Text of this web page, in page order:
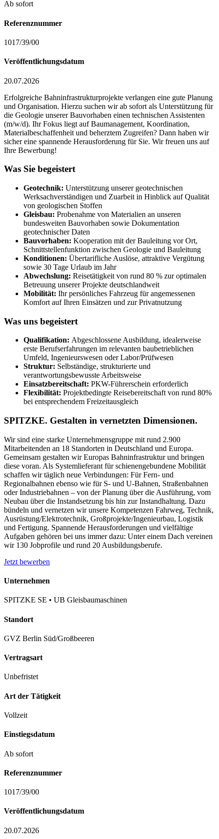
Ab sofort
Referenznummer
1017/39/00
Veröffentlichungsdatum
20.07.2026
Erfolgreiche Bahninfrastrukturprojekte verlangen eine gute Planung
und Organisation. Hierzu suchen wir ab sofort als Unterstützung für
die Geologie unserer Bauvorhaben einen technischen Assistenten
(m/w/d). Ihr Fokus liegt auf Baumanagement, Koordination,
Materialbeschaffenheit und beherztem Zugreifen? Dann haben wir
sicher eine spannende Herausforderung für Sie. Wir freuen uns auf
Ihre Bewerbung!
Was Sie begeistert
Geotechnik: Unterstützung unserer geotechnischen
Werksachverständigen und Zuarbeit in Hinblick auf Qualität
von geologischen Stoffen
Gleisbau: Probenahme von Materialien an unseren
bundesweiten Bauvorhaben sowie Dokumentation
geotechnischer Daten
Bauvorhaben: Kooperation mit der Bauleitung vor Ort,
Schnittstellenfunktion zwischen Geologie und Bauleitung
Konditionen: Übertarifliche Auslöse, attraktive Vergütung
sowie 30 Tage Urlaub im Jahr
Abwechslung: Reisetätigkeit von rund 80 % zur optimalen
Betreuung unserer Projekte deutschlandweit
Mobilität: Ihr persönliches Fahrzeug für angemessenen
Komfort auf Ihren Einsätzen und zur Privatnutzung
Was uns begeistert
Qualifikation: Abgeschlossene Ausbildung, idealerweise
erste Berufserfahrungen im relevanten baubetrieblichen
Umfeld, Ingenieurswesen oder Labor/Prüfwesen
Struktur: Selbständige, strukturierte und
verantwortungsbewusste Arbeitsweise
Einsatzbereitschaft: PKW-Führerschein erforderlich
Flexibilität: Projektbedingte Reisebereitschaft von rund 80%
bei entsprechendem Freizeitausgleich
SPITZKE. Gestalten in vernetzten Dimensionen.
Wir sind eine starke Unternehmensgruppe mit rund 2.900
Mitarbeitenden an 18 Standorten in Deutschland und Europa.
Gemeinsam gestalten wir Europas Bahninfrastruktur und bringen
diese voran. Als Systemlieferant für schienengebundene Mobilität
schaffen wir täglich neue Verbindungen: Für Fern- und
Regionalbahnen ebenso wie für S- und U-Bahnen, Straßenbahnen
oder Industriebahnen – von der Planung über die Ausführung, vom
Neubau über die Instandsetzung bis hin zur Instandhaltung. Dazu
bündeln und vernetzen wir unsere Kompetenzen Fahrweg, Technik,
Ausrüstung/​Elektrotechnik, Großprojekte/​Ingenieurbau, Logistik
und Fertigung. Spannende Herausforderungen und vielfältige
Aufgaben gehören bei uns immer dazu: Unter einem Dach vereinen
wir 130 Jobprofile und rund 20 Ausbildungsberufe.
Jetzt bewerben
Unternehmen
SPITZKE SE • UB Gleisbaumaschinen
Standort
GVZ Berlin Süd/Großbeeren
Vertragsart
Unbefristet
Art der Tätigkeit
Vollzeit
Einstiegsdatum
Ab sofort
Referenznummer
1017/39/00
Veröffentlichungsdatum
20.07.2026